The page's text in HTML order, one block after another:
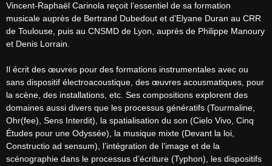
Vincent-Raphaël Carinola reçoit l’essentiel de sa formation
musicale auprès de Bertrand Dubedout et d’Elyane Duran au CRR
de Toulouse, puis au CNSMD de Lyon, auprès de Philippe Manoury
et Denis Lorrain.
Il écrit des œuvres pour des formations instrumentales avec ou
sans dispositif électroacoustique, des œuvres acousmatiques, pour
la scène, des installations, etc. Ses compositions explorent des
domaines aussi divers que les processus génératifs (Tourmaline,
Ohr(fee), Sens Interdit), la spatialisation du son (Cielo Vivo, Cinq
Études pour une Odyssée), la musique mixte (Devant la loi,
Constructio ad sensum), l’intégration de l’image et de la
scénographie dans le processus d’écriture (Typhon), les dispositifs